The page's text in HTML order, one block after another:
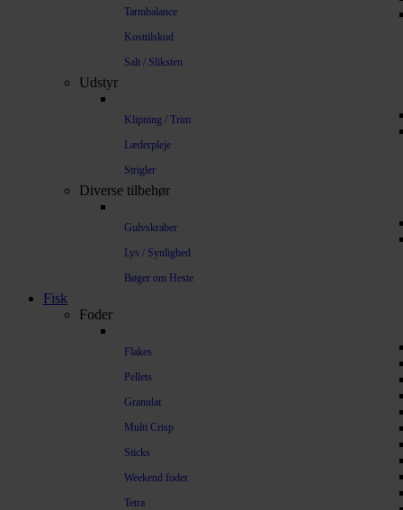
Tarmbalance
Kosttilskud
Salt / Sliksten
Udstyr
Klipning / Trim
Læderpleje
Strigler
Diverse tilbehør
Gulvskraber
Lys / Synlighed
Bøger om Heste
Fisk
Foder
Flakes
Pellets
Granulat
Multi Crisp
Sticks
Weekend foder
Tetra